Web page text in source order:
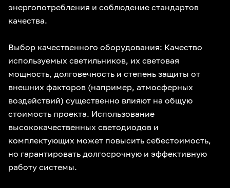
энергопотребления и соблюдение стандартов
качества.
Выбор качественного оборудования: Качество
используемых светильников, их световая
мощность, долговечность и степень защиты от
внешних факторов (например, атмосферных
воздействий) существенно влияют на общую
стоимость проекта. Использование
высококачественных светодиодов и
комплектующих может повысить себестоимость,
но гарантировать долгосрочную и эффективную
работу системы.